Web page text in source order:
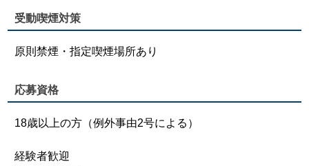
受動喫煙対策
原則禁煙・指定喫煙場所あり
応募資格
18歳以上の方（例外事由2号による）
経験者歓迎